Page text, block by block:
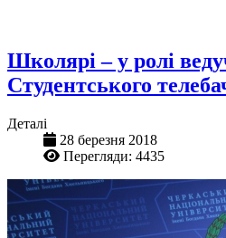
Школярі – у ролі
Студентського
Деталі
28 березня 2018
Перегляди: 4435